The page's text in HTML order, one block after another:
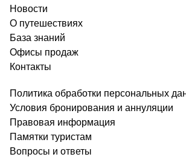
Новости
О путешествиях
База знаний
Офисы продаж
Контакты
Политика обработки персональных
Условия бронирования и аннуляции
Правовая информация
Памятки туристам
Вопросы и ответы